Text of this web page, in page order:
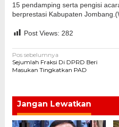
15 pendamping serta pengisi
berprestasi Kabupaten
Post Views: 282
Navigasi
pos
Pos sebelumnya
Sejumlah Fraksi Di DPRD Beri
Masukan Tingkatkan PAD
Jangan Lewatkan